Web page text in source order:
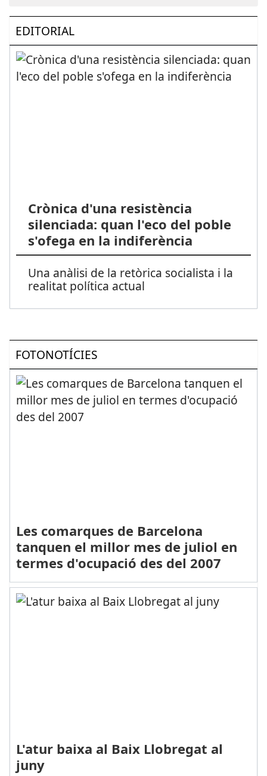
EDITORIAL
Crònica d'una resistència
silenciada: quan l'eco del poble
s'ofega en la indiferència
Una anàlisi de la retòrica socialista i la
realitat política actual
FOTONOTÍCIES
Les comarques de Barcelona
tanquen el millor mes de juliol en
termes d'ocupació des del 2007
L'atur baixa al Baix Llobregat al
juny